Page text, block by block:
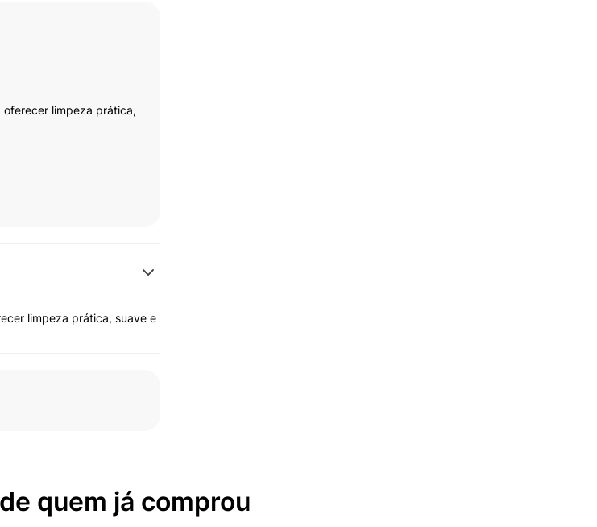
limpeza prática, suave e eficiente no cuidado diário do bebê. Com textura macia e fórmula delicada,
limpeza prática, suave e eficiente no cuidado diário do bebê.
quem já comprou